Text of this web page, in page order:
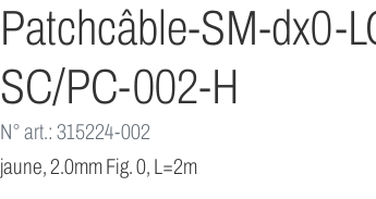
Patchcâble-SM-dx0-
SC/PC-002-H
N° art.: 315224-002
jaune, 2.0mm Fig. 0, L=2m